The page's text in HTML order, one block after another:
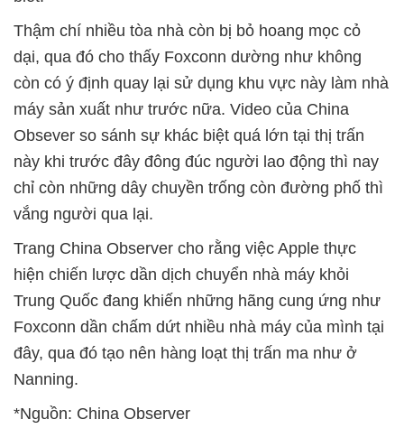
Thậm chí nhiều tòa nhà còn bị bỏ hoang mọc cỏ
dại, qua đó cho thấy Foxconn dường như không
còn có ý định quay lại sử dụng khu vực này làm nhà
máy sản xuất như trước nữa. Video của China
Obsever so sánh sự khác biệt quá lớn tại thị trấn
này khi trước đây đông đúc người lao động thì nay
chỉ còn những dây chuyền trống còn đường phố thì
vắng người qua lại.
Trang China Observer cho rằng việc Apple thực
hiện chiến lược dần dịch chuyển nhà máy khỏi
Trung Quốc đang khiến những hãng cung ứng như
Foxconn dần chấm dứt nhiều nhà máy của mình tại
đây, qua đó tạo nên hàng loạt thị trấn ma như ở
Nanning.
*Nguồn: China Observer